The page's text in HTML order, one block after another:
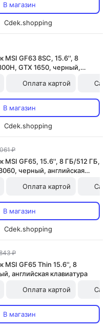
В магазин
Cdek.shopping
MSI GF63 8SC, 15.6'', 8
GTX 1650, черный,
Оплата картой
В магазин
Cdek.shopping
₽
MSI GF65, 15.6'', 8 ГБ/512 ГБ,
черный, английская
Оплата картой
В магазин
Cdek.shopping
₽
MSI GF65 Thin 15.6'', 8
английская клавиатура
Оплата картой
В магазин